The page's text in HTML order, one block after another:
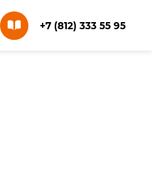
+7 (812) 333 55 95